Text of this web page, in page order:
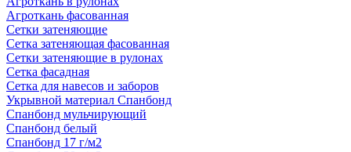
Агроткань фасованная
Сетки затеняющие
Сетка затеняющая фасованная
Сетки затеняющие в рулонах
Сетка фасадная
Сетка для навесов и заборов
Укрывной материал Спанбонд
Спанбонд мульчирующий
Спанбонд белый
Спанбонд 17 г/м2